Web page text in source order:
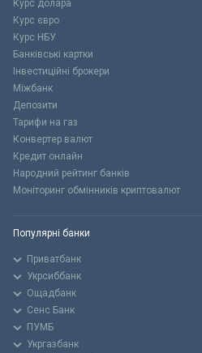
Курс долара
Курс євро
Курс НБУ
Банківські картки
Інвестиційні брокери
Міжбанк
Депозити
Тарифи на газ
Конвертер валют
Кредит онлайн
Народний рейтинг банків
Моніторинг обмінників криптовалют
Популярні банки
Приватбанк
Укрсиббанк
Ощадбанк
Сенс Банк
ПУМБ
Укргазбанк